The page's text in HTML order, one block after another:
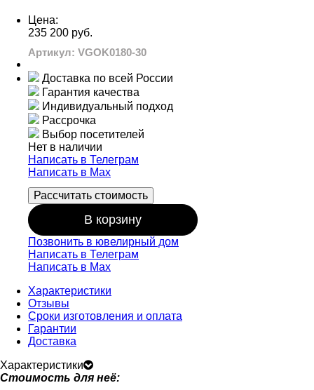
Цена:
235 200 руб.
Артикул: VGOK0180-30
Доставка по всей России
Гарантия качества
Индивидуальный подход
Рассрочка
Выбор посетителей
Нет в наличии
Написать в Телеграм
Написать в Мах
Рассчитать стоимость
В корзину
Позвонить в ювелирный дом
Написать в Телеграм
Написать в Мах
Характеристики
Отзывы
Сроки изготовления и оплата
Гарантии
Доставка
Характеристики
Стоимость для неё: